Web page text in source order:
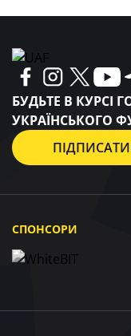
БУДЬТЕ В КУРСІ
УКРАЇНСЬКОГО
СПОНСОРИ